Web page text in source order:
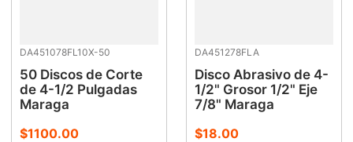
DA451078FL10X-50
50 Discos de Corte
de 4-1/2 Pulgadas
Maraga
$1100.00
DA451278FLA
Disco Abrasivo de 4-
1/2" Grosor 1/2" Eje
7/8" Maraga
$18.00